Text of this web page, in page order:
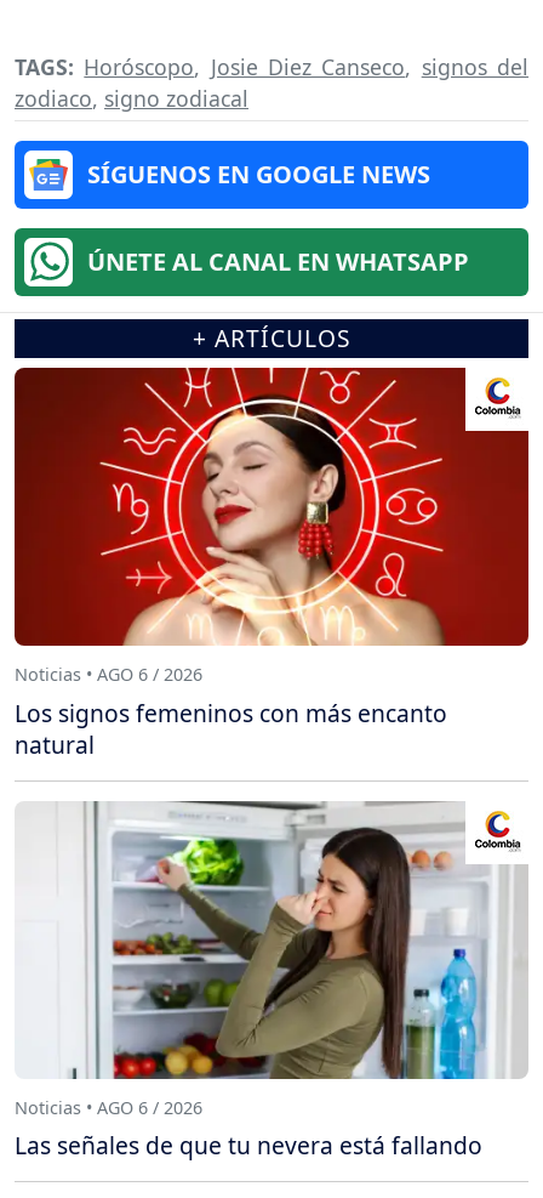
TAGS: Horóscopo, Josie Diez Canseco, signos del
zodiaco, signo zodiacal
SÍGUENOS EN GOOGLE NEWS
ÚNETE AL CANAL EN WHATSAPP
+ ARTÍCULOS
Noticias • AGO 6 / 2026
Los signos femeninos con más encanto
natural
Noticias • AGO 6 / 2026
Las señales de que tu nevera está fallando